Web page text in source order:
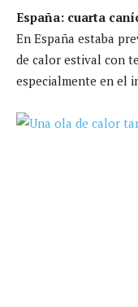
España: cuarta
En España estaba
de calor estival con
especialmente en el